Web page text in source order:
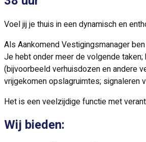
Voel jij je thuis in een dynamisch en
Als Aankomend Vestigingsmanager
Je hebt onder meer de volgende
(bijvoorbeeld verhuisdozen en andere
vrijgekomen opslagruimtes; signaleren
Het is een veelzijdige functie met
Wij bieden: